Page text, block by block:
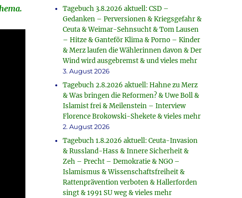
Tagebuch 3.8.2026 aktuell: CSD –
Gedanken – Perversionen & Kriegsgefahr &
Ceuta & Weimar-Sehnsucht & Tom Lausen
– Hitze & Ganteför Klima & Porno – Kinder
& Merz laufen die Wählerinnen davon & Der
Wind wird ausgebremst & und vieles mehr
3. August 2026
Tagebuch 2.8.2026 aktuell: Hahne zu Merz
& Was bringen die Reformen? & Uwe Boll &
Islamist frei & Meilenstein – Interview
Florence Brokowski-Shekete & vieles mehr
2. August 2026
Tagebuch 1.8.2026 aktuell: Ceuta-Invasion
& Russland-Hass & Innere Sicherheit &
Zeh – Precht – Demokratie & NGO –
Islamismus & Wissenschaftsfreiheit &
Rattenprävention verboten & Hallerforden
singt & 1991 SU weg & vieles mehr